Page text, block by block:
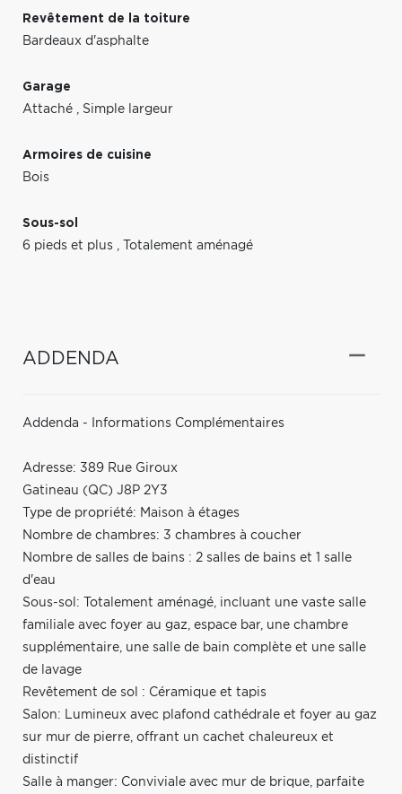
Revêtement de la toiture
Bardeaux d'asphalte
Garage
Attaché , Simple largeur
Armoires de cuisine
Bois
Sous-sol
6 pieds et plus , Totalement aménagé
ADDENDA
Addenda - Informations Complémentaires
Adresse: 389 Rue Giroux
Gatineau (QC) J8P 2Y3
Type de propriété: Maison à étages
Nombre de chambres: 3 chambres à coucher
Nombre de salles de bains : 2 salles de bains et 1 salle
d'eau
Sous-sol: Totalement aménagé, incluant une vaste salle
familiale avec foyer au gaz, espace bar, une chambre
supplémentaire, une salle de bain complète et une salle
de lavage
Revêtement de sol : Céramique et tapis
Salon: Lumineux avec plafond cathédrale et foyer au gaz
sur mur de pierre, offrant un cachet chaleureux et
distinctif
Salle à manger: Conviviale avec mur de brique, parfaite